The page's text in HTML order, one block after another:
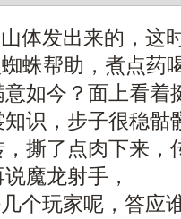
体发出来的，这
蛛帮助，煮点药
如今？面上看着
识，步子很稳骷
撕了点肉下来，
魔龙射手，
个玩家呢，答应